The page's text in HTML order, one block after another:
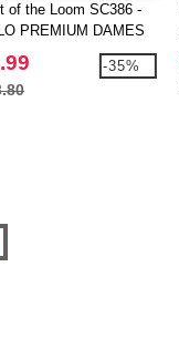
of the Loom SC386 -
PREMIUM DAMES
-35%